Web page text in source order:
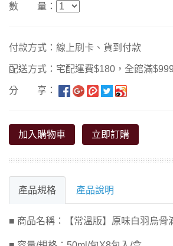
數 量：
付款方式：線上刷卡、貨到付款
配送方式：宅配運費$180，全館滿
分 享：
加入購物車 立即訂購
產品規格 產品說明